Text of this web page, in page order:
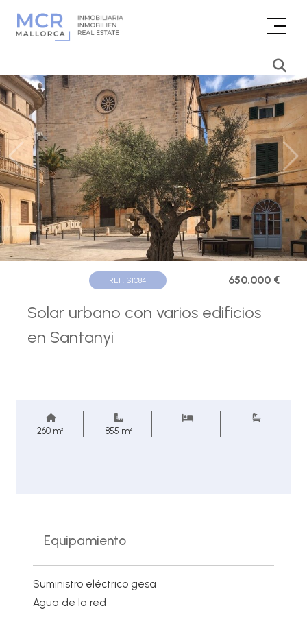
REF. S1084 650.000 €
Solar urbano con varios edificios
en Santanyi
260 m² 855 m²
Equipamiento
Suministro eléctrico gesa
Agua de la red